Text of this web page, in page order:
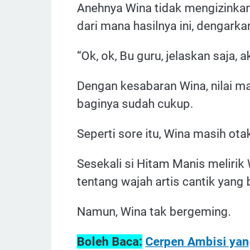
Anehnya Wina tidak
dari mana hasilnya ini,
“Ok, ok, Bu guru, jelaskan saja,
Dengan kesabaran Wina, nilai
baginya sudah cukup.
Seperti sore itu, Wina masih
Sesekali si Hitam Manis melirik
tentang wajah artis cantik yang
Namun, Wina tak bergeming.
Boleh Baca: Cerpen Ambisi